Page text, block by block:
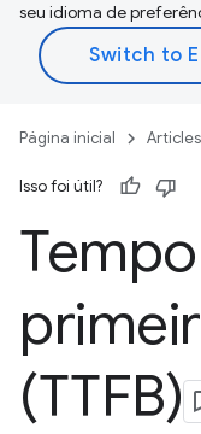
seu idioma de
Página inicial Articles
Isso foi útil?
(TTFB)